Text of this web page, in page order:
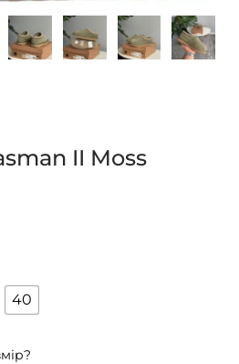
г
ї
т
II Moss
40